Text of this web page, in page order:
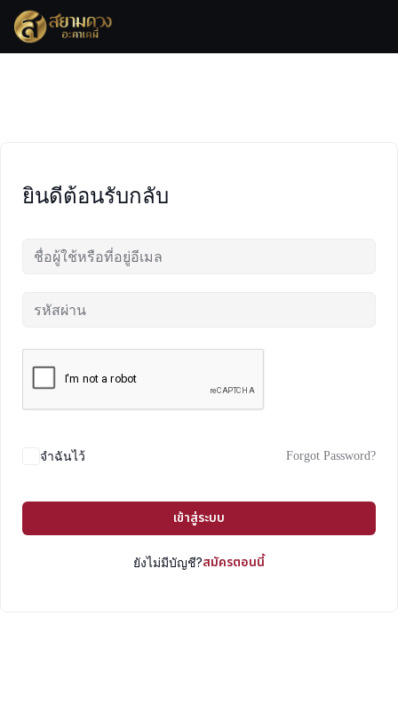
Skip
content
ยินดีต้อนรับกลับ
จำฉันไว้ Forgot Password?
เข้าสู่ระบบ
ยังไม่มีบัญชี?สมัครตอนนี้